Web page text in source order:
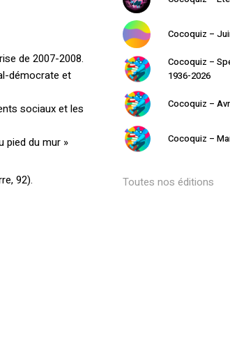
Votre panier
de 2007-2008.
démocrate et
sociaux et les
pied du mur »
92).
Cocoquiz –
Cocoquiz –
1936-2026
Cocoquiz –
Cocoquiz –
Toutes nos éditions